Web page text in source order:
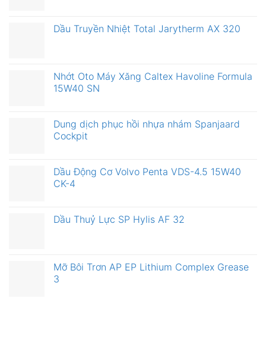
Dầu Truyền Nhiệt Total Jarytherm AX 320
Nhớt Oto Máy Xăng Caltex Havoline Formula
15W40 SN
Dung dịch phục hồi nhựa nhám Spanjaard
Cockpit
Dầu Động Cơ Volvo Penta VDS-4.5 15W40
CK-4
Dầu Thuỷ Lực SP Hylis AF 32
Mỡ Bôi Trơn AP EP Lithium Complex Grease
3